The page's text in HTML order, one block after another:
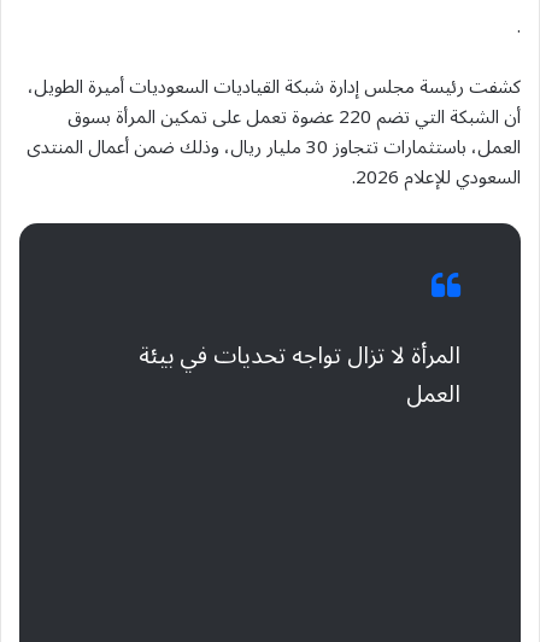
.
كشفت رئيسة مجلس إدارة شبكة القياديات السعوديات أميرة الطويل،
أن الشبكة التي تضم 220 عضوة تعمل على تمكين المرأة بسوق
العمل، باستثمارات تتجاوز 30 مليار ريال، وذلك ضمن أعمال المنتدى
السعودي للإعلام 2026.
المرأة لا تزال تواجه تحديات في بيئة
العمل